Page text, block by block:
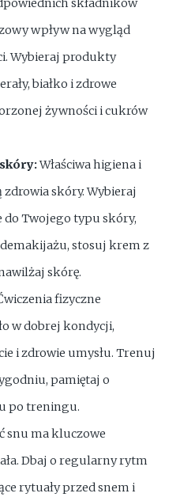
składników
wpływ na wygląd
Wybieraj produkty
białko i zdrowe
żywności i cukrów
Właściwa higiena i
skóry. Wybieraj
Twojego typu skóry,
stosuj krem z
skórę.
fizyczne
w dobrej kondycji,
i zdrowie umysłu. Trenuj
pamiętaj o
po treningu.
snu ma kluczowe
Dbaj o regularny rytm
rytuały przed snem i